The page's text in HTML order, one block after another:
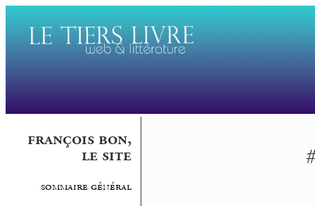
françois bon,
le site
sommaire général